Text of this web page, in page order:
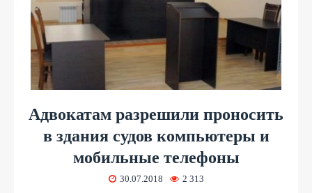
Адвокатам разрешили проносить
в здания судов компьютеры и
мобильные телефоны
30.07.2018 2 313